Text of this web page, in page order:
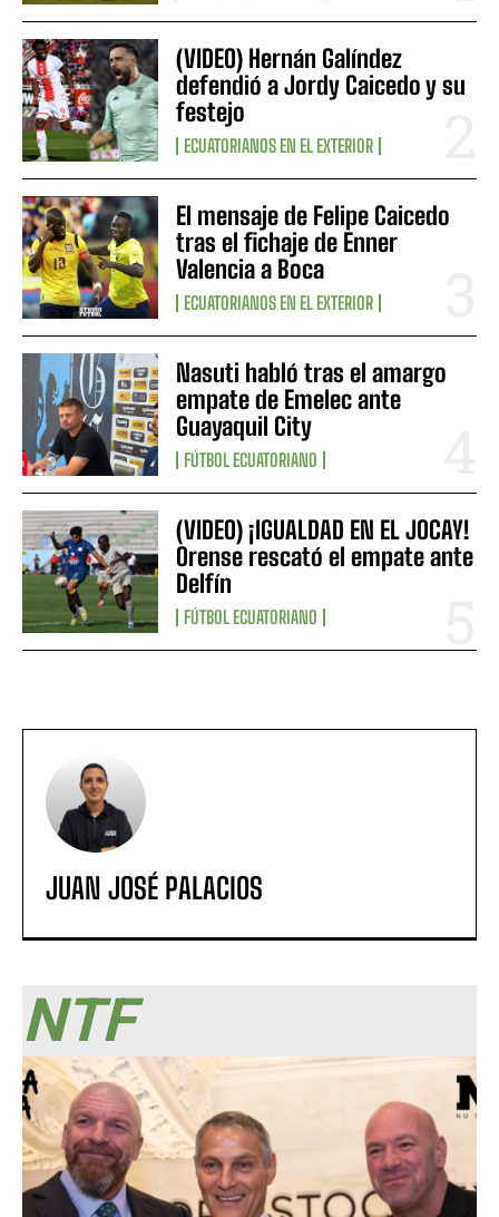
(VIDEO) Hernán Galíndez
defendió a Jordy Caicedo y su
festejo
ECUATORIANOS EN EL EXTERIOR
El mensaje de Felipe Caicedo
tras el fichaje de Enner
Valencia a Boca
ECUATORIANOS EN EL EXTERIOR
Nasuti habló tras el amargo
empate de Emelec ante
Guayaquil City
FÚTBOL ECUATORIANO
(VIDEO) ¡IGUALDAD EN EL JOCAY!
Orense rescató el empate ante
Delfín
FÚTBOL ECUATORIANO
JUAN JOSÉ PALACIOS
NTF